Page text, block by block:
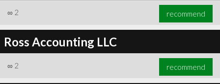
∞ 2 recommend
Ross Accounting LLC
∞ 2 recommend